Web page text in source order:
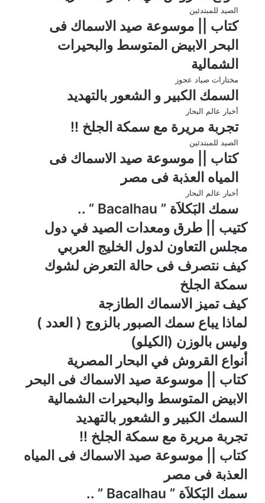
الصيد للمبتدئين
كتاب || موسوعة صيد الاسماك فى
البحر الابيض المتوسط والبحيرات
الشمالية
مختارات صياد عجوز
السمك الكبير و الشعور بالتهديد
أخبار عالم البحار
تجربة مريرة مع سمكة الجلخ !!
الصيد للمبتدئين
كتاب || موسوعة صيد الاسماك فى
المياه العذبة فى مصر
أخبار عالم البحار
سمك البَكلاَة ” Bacalhau ” ..
كتيب || طرق ومعدات الصيد في دول
مجلس التعاون لدول الخليج العربي
كيف نتصرف فى حالة التعرض لشوك
سمكة الجلخ
كيف تميز الاسماك الطازجة
لماذا يباع سمك الصبور بالزوج ( العدد )
وليس بالوزن (الكيلو)
أنواع القروش في البحار المصرية
كتاب || موسوعة صيد الاسماك فى البحر
الابيض المتوسط والبحيرات الشمالية
السمك الكبير و الشعور بالتهديد
تجربة مريرة مع سمكة الجلخ !!
كتاب || موسوعة صيد الاسماك فى المياه
العذبة فى مصر
سمك البَكلاَة ” Bacalhau ” ..